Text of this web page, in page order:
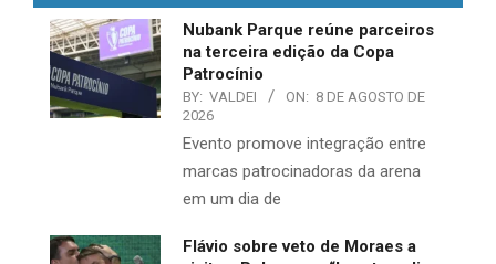
Nubank Parque reúne parceiros
na terceira edição da Copa
Patrocínio
BY: VALDEI ON: 8 DE AGOSTO DE
2026
Evento promove integração entre
marcas patrocinadoras da arena
em um dia de
Flávio sobre veto de Moraes a